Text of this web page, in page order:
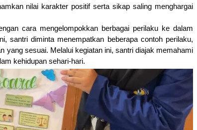
nilai karakter positif serta sikap saling menghargai
cara mengelompokkan berbagai perilaku ke dalam
santri diminta menempatkan beberapa contoh perilaku,
yang sesuai. Melalui kegiatan ini, santri diajak memahami
kehidupan sehari-hari.